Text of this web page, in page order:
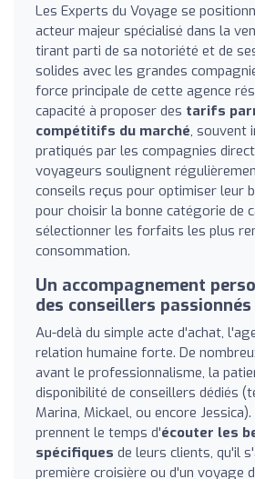
Les Experts du Voyage se
acteur majeur spécialisé dans la
tirant parti de sa notoriété et de
solides avec les grandes
force principale de cette agence
capacité à proposer des tarifs
compétitifs du marché, souvent
pratiqués par les compagnies
voyageurs soulignent
conseils reçus pour optimiser leur
pour choisir la bonne catégorie de
sélectionner les forfaits les plus
consommation.
Un accompagnement
des conseillers passionnés
Au-delà du simple acte d'achat,
relation humaine forte. De
avant le professionnalisme, la
disponibilité de conseillers dédiés
Marina, Mickael, ou encore
prennent le temps d'écouter les
spécifiques de leurs clients, qu'il
première croisière ou d'un voyage